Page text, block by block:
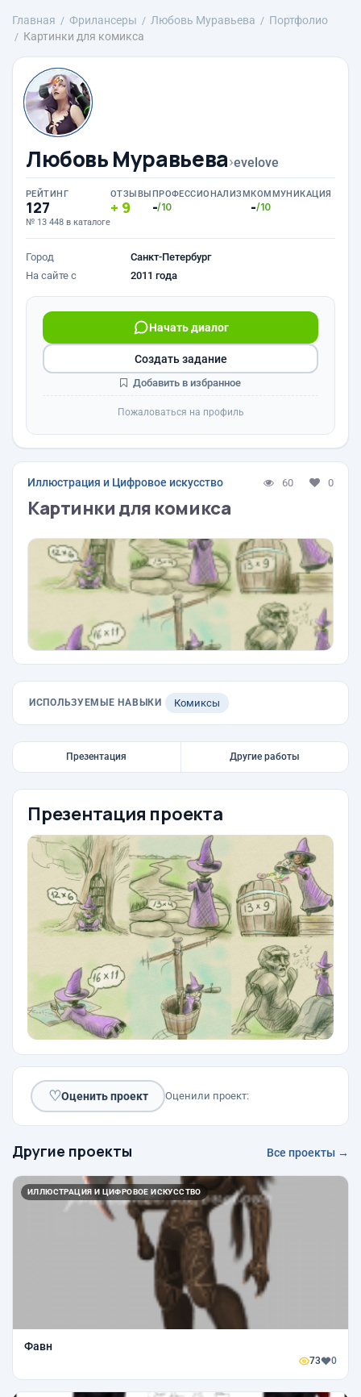
Главная Фрилансеры Любовь Муравьева
Портфолио
Картинки для комикса
Любовь Муравьева›evelove
РЕЙТИНГ
127
№ 13 448 в каталоге
ОТЗЫВЫ
9
ПРОФЕССИОНАЛИЗМ
-/10
КОММУНИКАЦИЯ
-/10
Город
Санкт-Петербург
На сайте с
2011 года
Начать диалог
Создать задание
Добавить в избранное
Пожаловаться на профиль
Иллюстрация и Цифровое искусство 60 0
Картинки для комикса
ИСПОЛЬЗУЕМЫЕ НАВЫКИ Комиксы
Презентация Другие работы
Презентация проекта
♡Оценить проект Оценили проект:
Другие проекты Все проекты →
ИЛЛЮСТРАЦИЯ И ЦИФРОВОЕ ИСКУССТВО
Фавн
73 0